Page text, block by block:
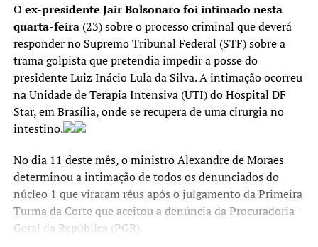
O ex-presidente Jair Bolsonaro foi intimado nesta
quarta-feira(23) sobre o processo criminal que deverá
responder no Supremo Tribunal Federal (STF) sobre a
trama golpista que pretendia impedir a posse do
presidente Luiz Inácio Lula da Silva. A intimação ocorreu
na Unidade de Terapia Intensiva (UTI) do Hospital DF
Star, em Brasília, onde se recupera de uma cirurgia no
intestino.
No dia 11 deste mês, o ministro Alexandre de Moraes
determinou a intimação de todos os denunciados do
núcleo 1 que viraram réus após o julgamento da Primeira
Turma da Corte que aceitou a denúncia da Procuradoria-
Geral da República (PGR).